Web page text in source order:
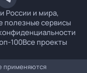
России и мира,
полезные сервисы
100Все проекты
применяются